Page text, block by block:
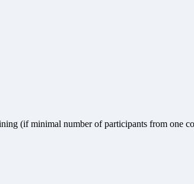
(if minimal number of participants from one